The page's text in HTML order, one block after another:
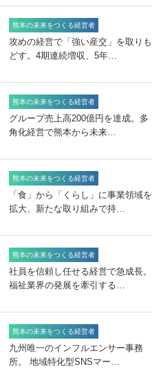
熊本の未来をつくる経営者
攻めの経営で「強い産交」を取りも
どす。4期連続増収、5年…
熊本の未来をつくる経営者
グループ売上高200億円を達成。多
角化経営で熊本から未来…
熊本の未来をつくる経営者
「食」から「くらし」に事業領域を
拡大、新たな取り組みで持…
熊本の未来をつくる経営者
社員を信頼し任せる経営で急成長。
福祉業界の発展を牽引する…
熊本の未来をつくる経営者
九州唯一のインフルエンサー事務
所。 地域特化型SNSマー…